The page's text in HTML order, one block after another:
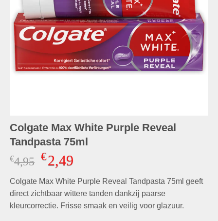
Colgate Max White Purple Reveal
Tandpasta 75ml
€4,95 Oorspronkelijke
prijs
was:
€4,95.
€2,49Huidige
is:
€2,49.
Colgate Max White Purple Reveal Tandpasta 75ml geeft
direct zichtbaar wittere tanden dankzij paarse
kleurcorrectie. Frisse smaak en veilig voor glazuur.